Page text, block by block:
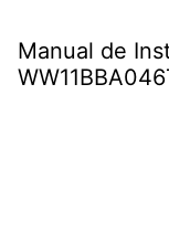
Manual de